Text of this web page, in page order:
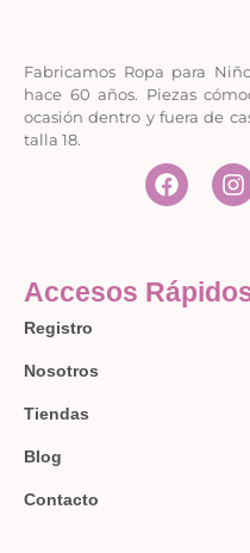
Fabricamos Ropa para
hace 60 años. Piezas
ocasión dentro y fuera de
talla 18.
Accesos
Registro
Nosotros
Tiendas
Blog
Contacto